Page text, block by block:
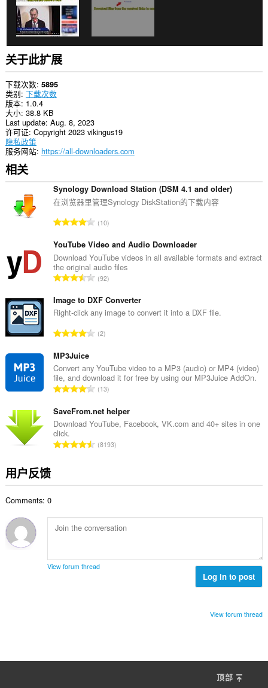
和
浏
览
活
动。
关于此扩展
下载次数 5895
类别 下载次数
版本 1.0.4
大小 38.8 KB
Last update Aug. 8, 2023
许可证 Copyright 2023 vikingus19
隐私政策
服务网站 https://all-downloaders.com
相关
Synology Download Station (DSM 4.1 and older)
在浏览器里管理Synology DiskStation的下载内容
总
分
次
数
：
10
YouTube Video and Audio Downloader
Download YouTube videos in all available formats and extract
the original audio files
总
分
次
：
92
Image to DXF Converter
Right-click any image to convert it into a DXF file.
总
次
数
：
2
MP3Juice
Convert any YouTube video to a MP3 (audio) or MP4 (video)
file, and download it for free by using our MP3Juice AddOn.
总
分
次
：
13
SaveFrom.net helper
Download YouTube, Facebook, VK.com and 40+ sites in one
click.
总8193
用户反馈
Comments: 0
View forum thread
Log in to post
View forum thread
顶部